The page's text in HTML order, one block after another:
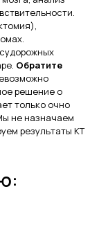
Обратите
решение о
только очно
не назначаем
результаты КТ